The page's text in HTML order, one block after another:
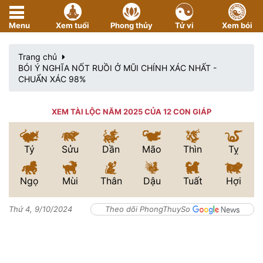
Menu Xem tuổi Phong thủy Tử vi Xem bói
Trang chủ
BÓI Ý NGHĨA NỐT RUỒI Ở MŨI CHÍNH XÁC NHẤT -
CHUẨN XÁC 98%
XEM TÀI LỘC NĂM 2025 CỦA 12 CON GIÁP
Tý Sửu Dần Mão Thìn Tỵ
Ngọ Mùi Thân Dậu Tuất Hợi
Thứ 4, 9/10/2024 Theo dõi PhongThuySo